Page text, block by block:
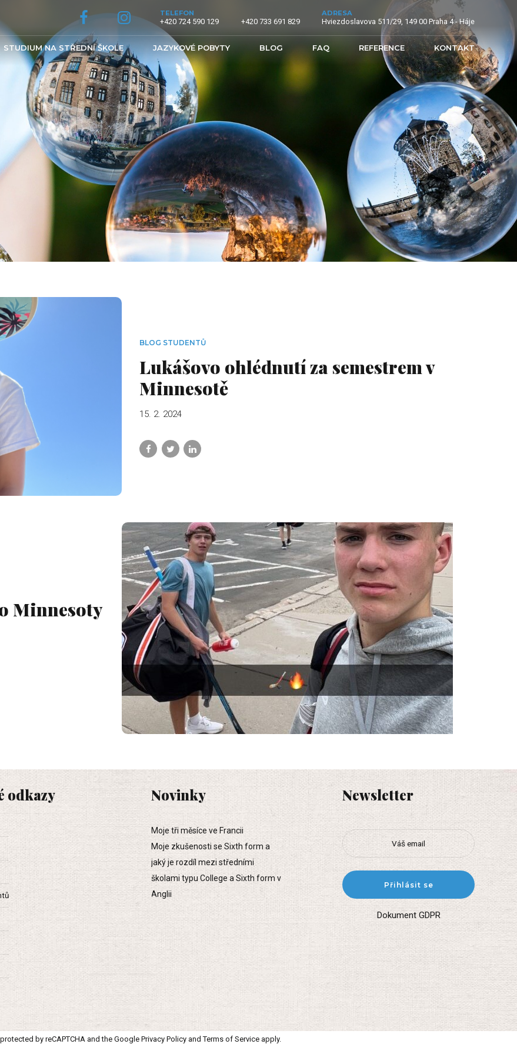
TELEFON
+420 724 590 129 +420 733 691 829
ADRESA
Hviezdoslavova 511/29, 149 00 Praha 4 - Háje
STUDIUM NA STŘEDNÍ ŠKOLE JAZYKOVÉ POBYTY BLOG FAQ REFERENCE KONTAKT
BLOG STUDENTŮ
Lukášovo ohlédnutí za semestrem v
Minnesotě
15. 2. 2024
Minnesoty
odkazy Novinky
Moje tři měsíce ve Francii
Moje zkušenosti se Sixth form a
jaký je rozdíl mezi středními
školami typu College a Sixth form v
Anglii
Newsletter
Dokument GDPR
by reCAPTCHA and the Google Privacy Policy andTerms of Service apply.